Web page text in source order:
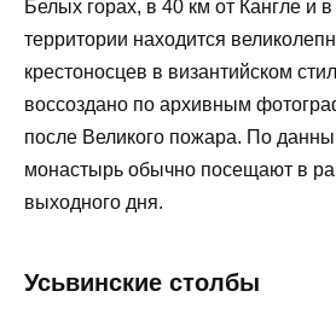
Белых горах, в 40 км от Кангле и
территории находится
крестоносцев в византийском
воссоздано по архивным
после Великого пожара. По
монастырь обычно посещают в
выходного дня.
Усьвинские столбы